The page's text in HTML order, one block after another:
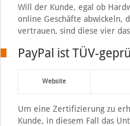
Will der Kunde, egal ob
online Geschäfte abwickeln,
vertrauen, sind diese vier
PayPal ist TÜV-
Website
Um eine Zertifizierung zu
Kunde, in diesem Fall das